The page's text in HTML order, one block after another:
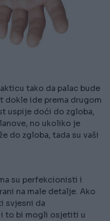
tako da palac bude
dokle ide prema drugom
uspije doći do zgloba,
no ukoliko je
do zgloba, tada su vaši
su perfekcionisti i
na male detalje. Ako
svjesni da
to bi mogli osjetiti u